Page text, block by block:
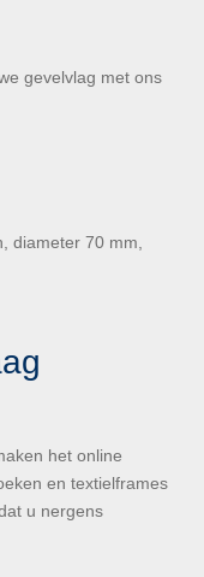
gevelvlag met ons
diameter 70 mm,
het online
en textielframes
u nergens